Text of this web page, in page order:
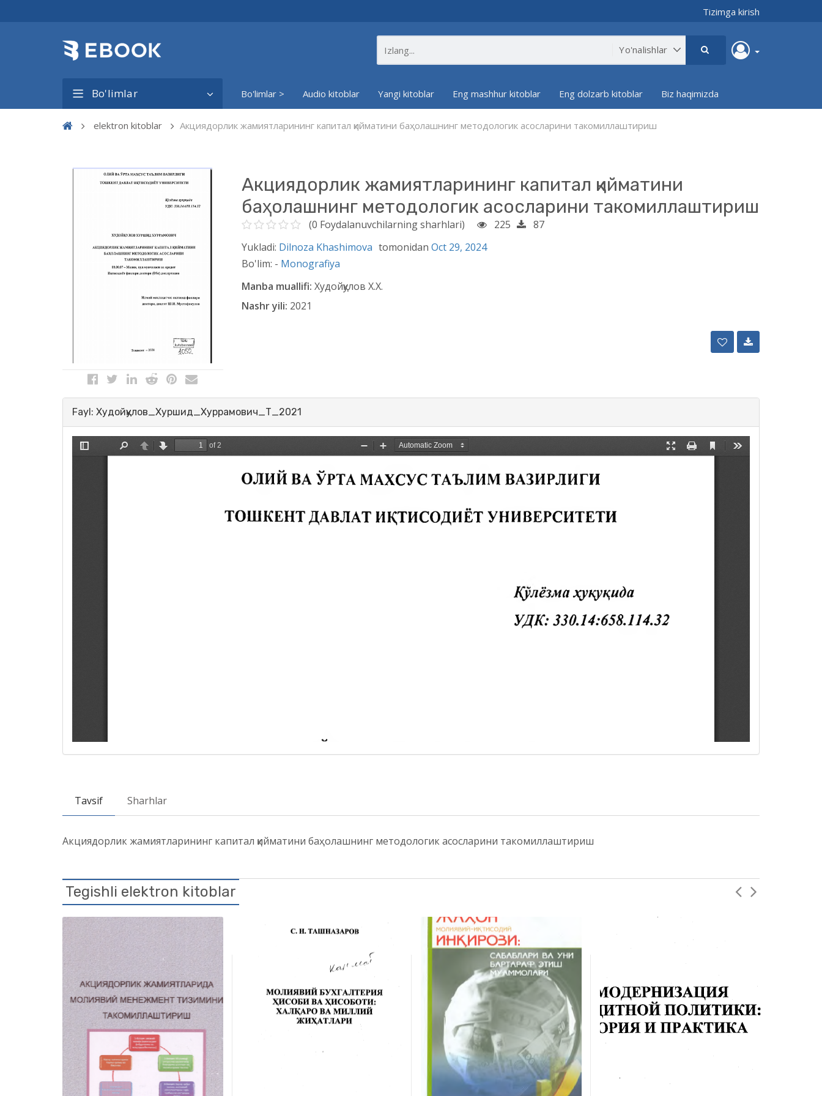
Tizimga kirish
Bo'limlar Bo'limlar > Audio kitoblar Yangi kitoblar Eng mashhur kitoblar Eng dolzarb kitoblar Biz haqimizda
elektron kitoblar Акциядорлик жамиятларининг капитал қийматини баҳолашнинг методологик асосларини такомиллаштириш
Акциядорлик жамиятларининг капитал қийматини
баҳолашнинг методологик асосларини такомиллаштириш
(0 Foydalanuvchilarning sharhlari) 225
87
Yukladi: Dilnoza Khashimova tomonidan Oct 29, 2024
Bo'lim: - Monografiya
Manba muallifi: Худойқулов Х.Х.
Nashr yili: 2021
Fayl: Худойқулов_Хуршид_Хуррамович_Т_2021
Tavsif Sharhlar
Акциядорлик жамиятларининг капитал қийматини баҳолашнинг методологик асосларини такомиллаштириш
Tegishli elektron kitoblar